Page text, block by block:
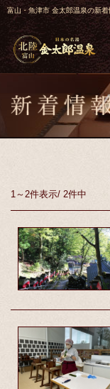
富山・魚津市 金太郎温泉の新
1～2件表示/ 2件中